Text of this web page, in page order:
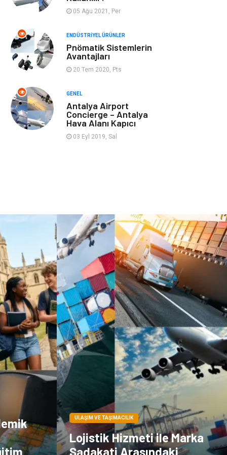
Aksesuar Bahçe Ev
Ambalaj Finans & Ekonomi
Markalar Nakliyat
Bilişim Restaurant
İnternet
Servisleri
Doğal Enerji
Kaynakları
İşitme
Hediyelik Eşya Veteriner
Pazarlama Moda
05 Ağu 2021, Per
ENDÜSTRIYEL ÜRÜNLER
Pnömatik Sistemlerin
Avantajları
20 Tem 2020, Pts
GENEL
Antalya Airport
Concierge – Antalya
Hava Alanı Kapıcı
03 Eyl 2019, Sal
ULAŞIM VE TAŞIMACILIK
Lojistik Hizmeti ile Marka
Sadakati Arasındaki